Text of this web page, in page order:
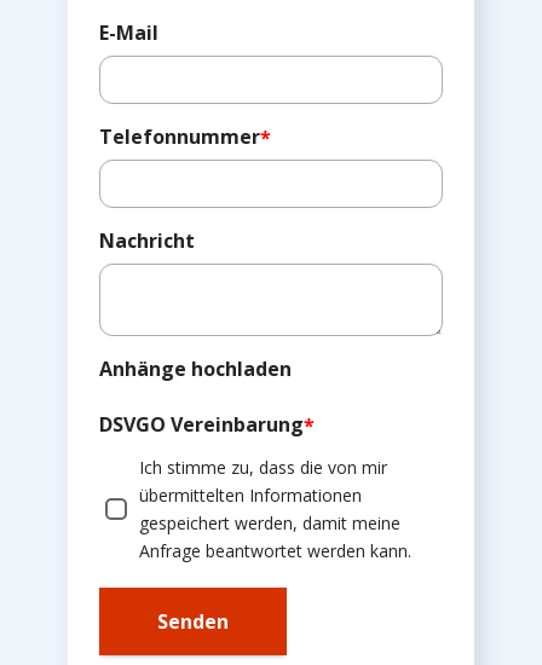
E-Mail
Telefonnummer*
Nachricht
Anhänge hochladen
DSVGO Vereinbarung*
Ich stimme zu, dass die von mir
übermittelten Informationen
gespeichert werden, damit meine
Anfrage beantwortet werden kann.
Senden